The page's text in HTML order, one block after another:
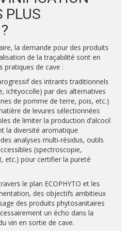
PLUS
la demande pour des produits
de la traçabilité sont en
pratiques de cave :
des intrants traditionnels
ichtyocolle) par des alternatives
de pomme de terre, pois, etc.)
de levures sélectionnées
de limiter la production d’alcool
la diversité aromatique
analyses multi-résidus, outils
(spectroscopie,
etc.) pour certifier la pureté
le plan ECOPHYTO et les
des objectifs ambitieux
des produits phytosanitaires
un écho dans la
vin en sortie de cave.